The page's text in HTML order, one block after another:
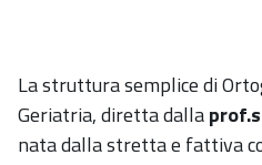
La struttura semplice di
Geriatria, diretta dalla
nata dalla stretta e fattiva